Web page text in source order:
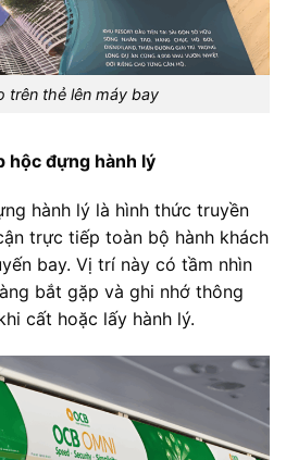
trên thẻ lên máy bay
hộc đựng hành lý
hành lý là hình thức truyền
trực tiếp toàn bộ hành khách
bay. Vị trí này có tầm nhìn
bắt gặp và ghi nhớ thông
cất hoặc lấy hành lý.